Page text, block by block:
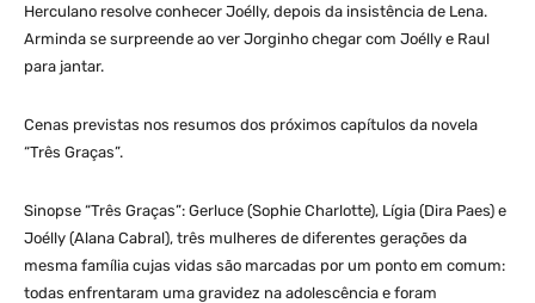
Herculano resolve conhecer Joélly, depois da insistência de Lena.
Arminda se surpreende ao ver Jorginho chegar com Joélly e Raul
para jantar.
Cenas previstas nos resumos dos próximos capítulos da novela
“Três Graças”.
Sinopse “Três Graças”: Gerluce (Sophie Charlotte), Lígia (Dira Paes) e
Joélly (Alana Cabral), três mulheres de diferentes gerações da
mesma família cujas vidas são marcadas por um ponto em comum:
todas enfrentaram uma gravidez na adolescência e foram